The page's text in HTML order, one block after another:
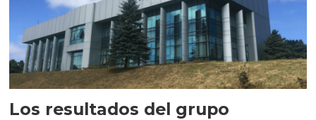
Los resultados del grupo